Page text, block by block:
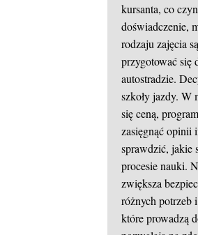
kursanta, co
doświadczenie,
rodzaju zajęcia
przygotować się
autostradzie.
szkoły jazdy. W
się ceną,
zasięgnąć opinii
sprawdzić, jakie
procesie nauki.
zwiększa
różnych potrzeb
które prowadzą